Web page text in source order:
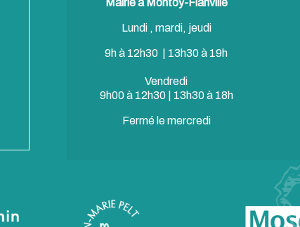
Mairie à Montoy-Flanville
Lundi , mardi, jeudi
9h à 12h30 | 13h30 à 19h
Vendredi
9h00 à 12h30 | 13h30 à 18h
Fermé le mercredi